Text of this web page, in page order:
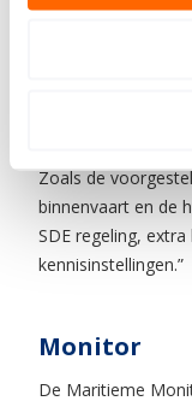
jaar was voor de
ontstaan. Het
Zoals de
binnenvaart en de
SDE regeling,
kennisinstellingen.”
Monitor
De Maritieme